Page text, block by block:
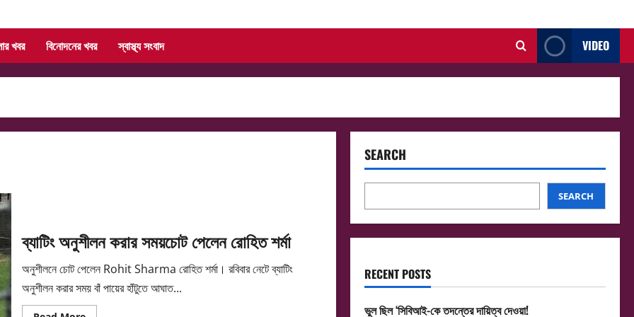
খবর বিনোদনের খবর স্বাস্থ্য সংবাদ VIDEO
ব্যাটিং অনুশীলন করার সময়চোট পেলেন রোহিত শর্মা
অনুশীলনে চোট পেলেন Rohit Sharma রোহিত শর্মা। রবিবার নেটে ব্যাটিং
অনুশীলন করার সময় বাঁ পায়ের হাঁটুতে আঘাত...
SEARCH
SEARCH
RECENT POSTS
ভুল ছিল ‘সিবিআই-কে তদন্তের দায়িত্ব দেওয়া!